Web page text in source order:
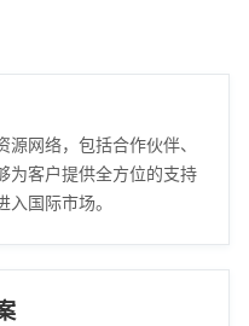
网络，包括合作伙伴、
为客户提供全方位的支持
国际市场。